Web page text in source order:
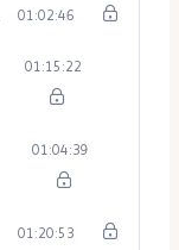
01:02:46
01:15:22
01:04:39
01:20:53